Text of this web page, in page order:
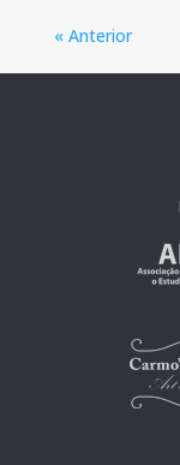
« Anterior